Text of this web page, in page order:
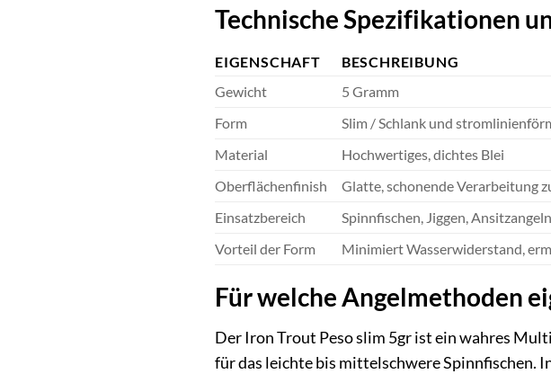
Technische Spezifikationen
EIGENSCHAFT
BESCHREIBUNG
Gewicht
5 Gramm
Form
Slim / Schlank und
Material
Hochwertiges, dichtes Blei
Oberflächenfinish
Glatte, schonende Verarbeitung
Einsatzbereich
Spinnfischen, Jiggen,
Vorteil der Form
Minimiert Wasserwiderstand,
Für welche Angelmethoden
Der Iron Trout Peso slim 5gr ist ein wahres
für das leichte bis mittelschwere Spinnfischen.